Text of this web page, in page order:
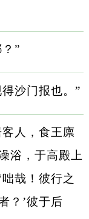
”
沙门报也。”
人，食王廪
浴，于高殿上
哉！彼行之
？’彼于后